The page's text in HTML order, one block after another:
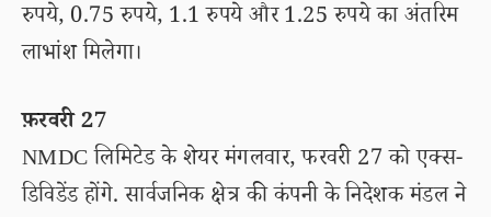
रुपये, 0.75 रुपये, 1.1 रुपये और 1.25 रुपये का अंतरिम
लाभांश मिलेगा।
फ़रवरी 27
NMDC लिमिटेड के शेयर मंगलवार, फरवरी 27 को एक्स-
डिविडेंड होंगे. सार्वजनिक क्षेत्र की कंपनी के निदेशक मंडल ने